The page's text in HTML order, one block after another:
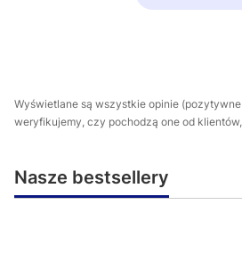
Wyświetlane są wszystkie opinie
weryfikujemy, czy pochodzą one od
Nasze bestsellery